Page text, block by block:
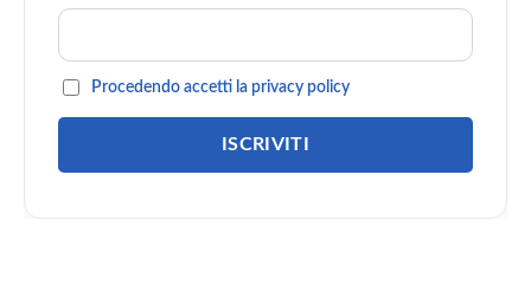
Procedendo accetti la privacy policy